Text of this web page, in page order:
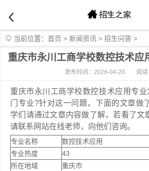
当前位置： 首页 > 新闻资讯 > 招生问答 >
重庆市永川工商学校数控技术应
发布时间：2026-04-20 阅读
重庆市永川工商学校数控技术应用专
门专业?针对这一问题，下面的文章做
学们请通过文章内容做了解，若看了文
请联系网站在线老师，向他们咨询。
专业名称
数控技术应用
专业热度
43
所在地域
重庆市